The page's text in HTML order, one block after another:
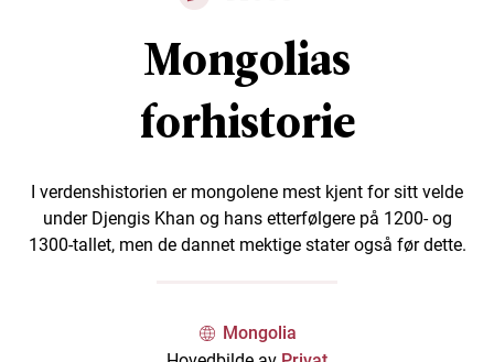
Mongolias
forhistorie
I verdenshistorien er mongolene mest kjent for sitt velde
under Djengis Khan og hans etterfølgere på 1200- og
1300-tallet, men de dannet mektige stater også før dette.
Mongolia